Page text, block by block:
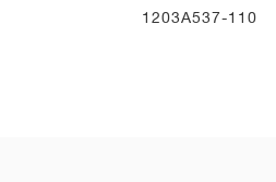
1203A537-110